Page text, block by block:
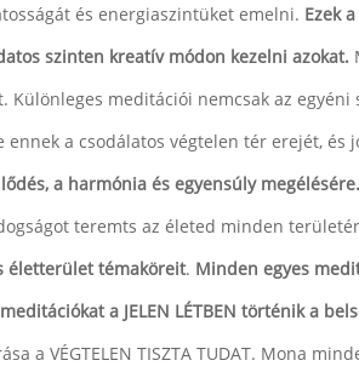
és energiaszintüket emelni. Ezek
szinten kreatív módon kezelni azokat.
meditációi nemcsak az
a csodálatos végtelen tér erejét, és
a harmónia és egyensúly megélésére.
teremts az életed minden
életterület témaköreit. Minden egyes
a JELEN LÉTBEN történik a
VÉGTELEN TISZTA TUDAT. Mona